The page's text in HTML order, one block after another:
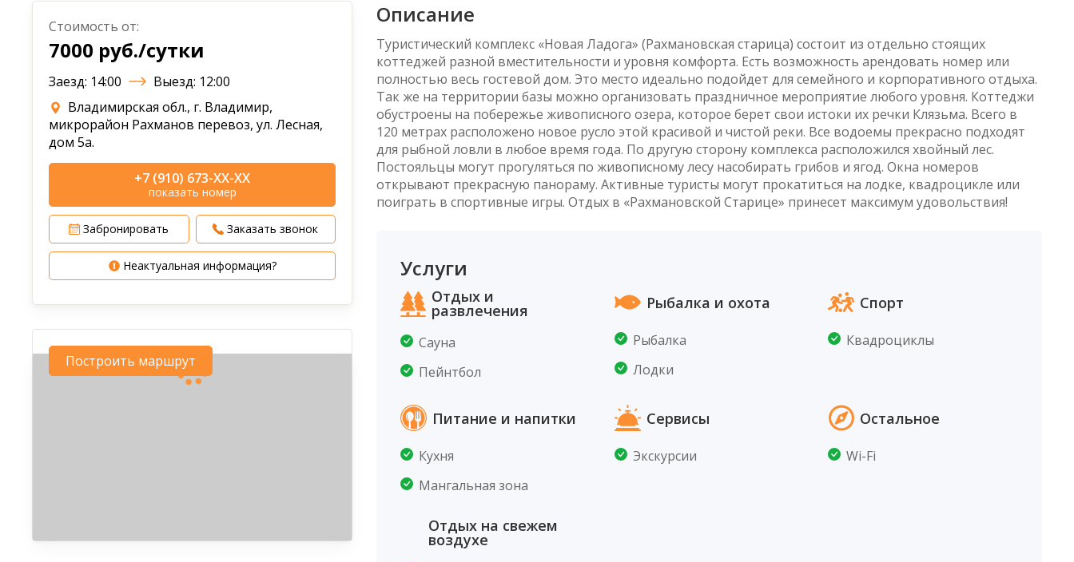
Стоимость от:
7000 руб./сутки
Заезд: 14:00
Выезд: 12:00
Владимирская обл., г. Владимир,
микрорайон Рахманов перевоз, ул. Лесная,
дом 5а.
+7 (910) 673-XX-XX
показать номер
Забронировать Заказать звонок
Неактуальная информация?
Построить маршрут
Описание
Туристический комплекс «Новая Ладога» (Рахмановская старица) состоит из отдельно стоящих
коттеджей разной вместительности и уровня комфорта. Есть возможность арендовать номер или
полностью весь гостевой дом. Это место идеально подойдет для семейного и корпоративного отдыха.
Так же на территории базы можно организовать праздничное мероприятие любого уровня. Коттеджи
обустроены на побережье живописного озера, которое берет свои истоки их речки Клязьма. Всего в
120 метрах расположено новое русло этой красивой и чистой реки. Все водоемы прекрасно подходят
для рыбной ловли в любое время года. По другую сторону комплекса расположился хвойный лес.
Постояльцы могут прогуляться по живописному лесу насобирать грибов и ягод. Окна номеров
открывают прекрасную панораму. Активные туристы могут прокатиться на лодке, квадроцикле или
поиграть в спортивные игры. Отдых в «Рахмановской Старице» принесет максимум удовольствия!
Услуги
Отдых и
развлечения
Сауна
Пейнтбол
Рыбалка и охота
Рыбалка
Лодки
Спорт
Квадроциклы
Питание и напитки
Кухня
Мангальная зона
Сервисы
Экскурсии
Остальное
Wi-Fi
Отдых на свежем
воздухе